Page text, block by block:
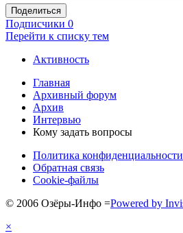
Поделиться
Подписчики 0
Перейти к списку тем
Активность
Главная
Архивный форум
Архив
Интервью
Кому задать вопросы
Политика конфиденциальности
Обратная связь
Cookie-файлы
© 2006 Озёры-Инфо =Powered by
×